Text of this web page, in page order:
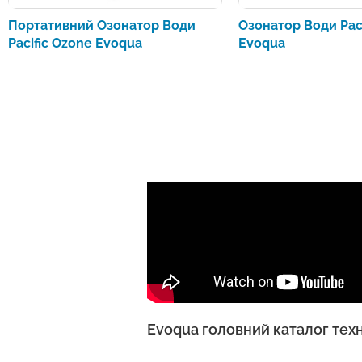
Портативний Озонатор Води
Pacific Ozone Evoqua
Озонатор Води
Evoqua
Evoqua головний каталог